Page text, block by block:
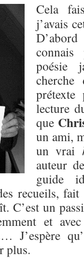
Cela
j’avais
poésie
cherche
lecture
que
un ami,
un vrai
auteur
guide
recueils, fait
C’est un
et
J’espère
plus.